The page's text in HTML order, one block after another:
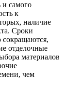
и самого
к
наличие
Сроки
сокращаются,
отделочные
материалов
чем